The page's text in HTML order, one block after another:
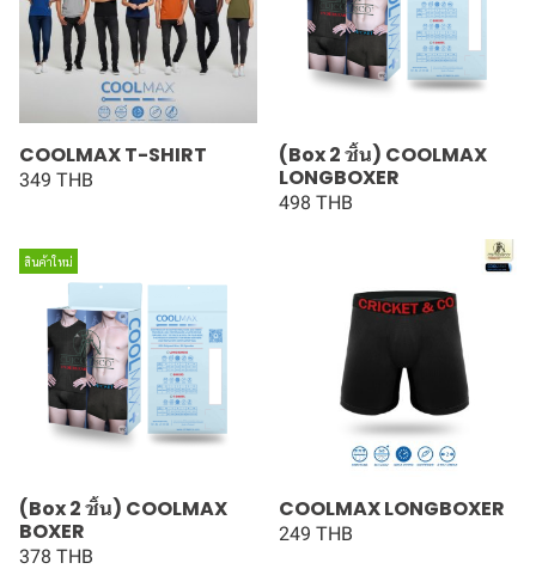
COOLMAX T-SHIRT
349 THB
(Box 2 ชิ้น) COOLMAX
LONGBOXER
498 THB
สินค้าใหม่
(Box 2 ชิ้น) COOLMAX
BOXER
378 THB
COOLMAX LONGBOXER
249 THB